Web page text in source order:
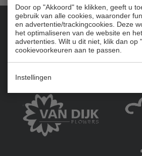
Door op "Akkoord" te klikken, geeft u
gebruik van alle cookies, waaronder
en advertentie/trackingcookies. Deze
het optimaliseren van de website en
advertenties. Wilt u dit niet, klik dan op
cookievoorkeuren aan te passen.
Instellingen
Onze sponsoren: